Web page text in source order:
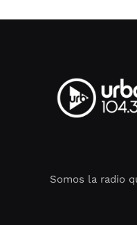
Somos la radio